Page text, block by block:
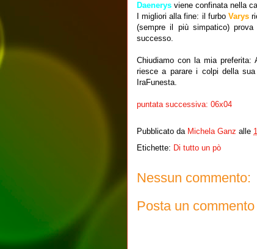
Daenerys viene confinata nella
I migliori alla fine: il furbo Varys
(sempre il più simpatico)
successo.
Chiudiamo con la mia preferita:
riesce a parare i colpi della
IraFunesta.
puntata successiva: 06x04
Pubblicato da Michela Ganz alle
Etichette: Di tutto un pò
Nessun commento:
Posta un commento